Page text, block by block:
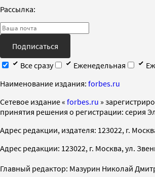
Рассылка:
Подписаться
Все сразу
Еженедельная
Наименование издания: forbes.ru
Cетевое издание « forbes.ru »
принятия решения о регистрации: серия
Адрес редакции, издателя: 123022, г.
Адрес редакции: 123022, г. Москва, ул.
Главный редактор: Мазурин Николай